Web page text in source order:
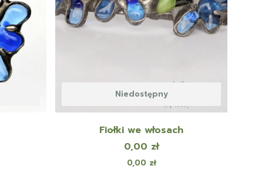
Niedostępny
Fiołki we włosach
Cena
0,00 zł
Cena
0,00 zł